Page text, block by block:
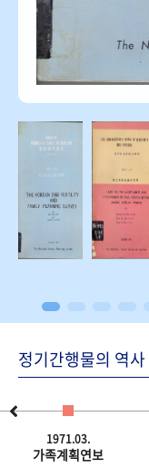
정기간행물의 역사
1971.03.
가족계획연보